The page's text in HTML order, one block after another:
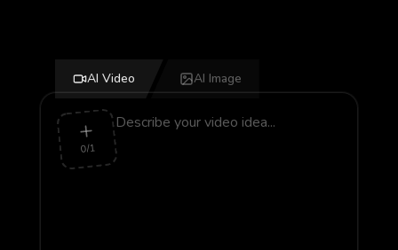
AI Video AI Image
0/1